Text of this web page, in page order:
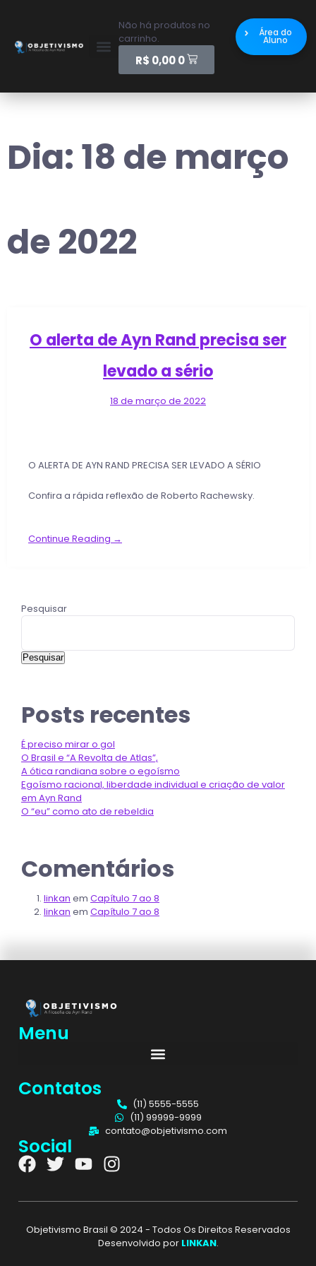
Não há produtos no
carrinho.
R$ 0,00 0
Área do
Aluno
Dia:18 de março
de 2022
O alerta de Ayn Rand precisa ser
levado a sério
18 de março de 2022
O ALERTA DE AYN RAND PRECISA SER LEVADO A SÉRIO
Confira a rápida reflexão de Roberto Rachewsky.
Continue Reading →
Pesquisar
Pesquisar
Posts recentes
É preciso mirar o gol
O Brasil e “A Revolta de Atlas”,
A ótica randiana sobre o egoísmo
Egoísmo racional, liberdade individual e criação de valor
em Ayn Rand
O “eu” como ato de rebeldia
Comentários
linkan em Capítulo 7 ao 8
linkan em Capítulo 7 ao 8
Menu
Contatos
(11) 5555-5555
(11) 99999-9999
contato@objetivismo.com
Social
Objetivismo Brasil © 2024 - Todos Os Direitos Reservados
Desenvolvido por LINKAN.